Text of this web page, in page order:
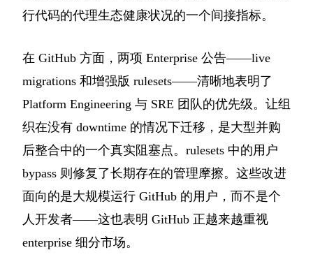
行代码的代理生态健康状况的一个间接指标。
在 GitHub 方面，两项 Enterprise 公告——live
migrations 和增强版 rulesets——清晰地表明了
Platform Engineering 与 SRE 团队的优先级。让组
织在没有 downtime 的情况下迁移，是大型并购
后整合中的一个真实阻塞点。rulesets 中的用户
bypass 则修复了长期存在的管理摩擦。这些改进
面向的是大规模运行 GitHub 的用户，而不是个
人开发者——这也表明 GitHub 正越来越重视
enterprise 细分市场。